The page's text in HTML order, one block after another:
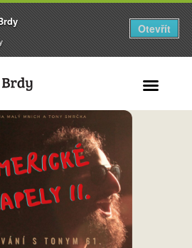
Otevřít